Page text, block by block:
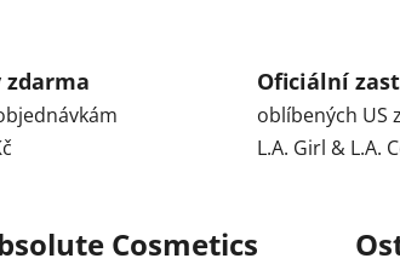
zdarma Oficiální
oblíbených US
L.A. Girl & L.A.
Cosmetics